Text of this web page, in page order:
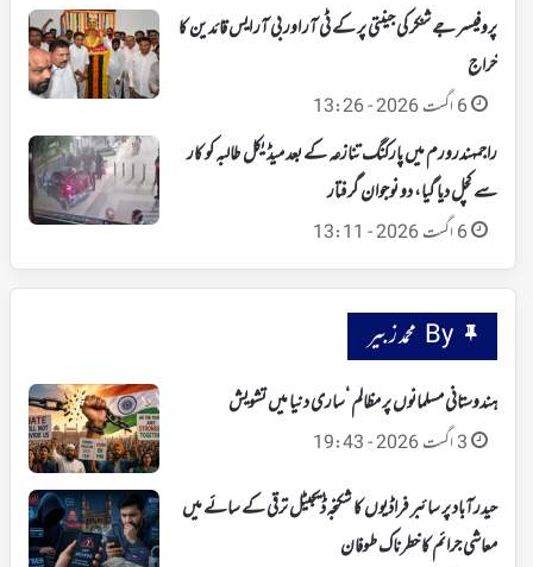
پروفیسر جے شنکر کی جینتی پر کے ٹی آر اور بی آر ایس قائدین کا
خراج
6 اگست 2026 - 13:26
راجمہندرورم میں پارکنگ تنازعہ کے بعد میڈیکل طالبہ کو کار
سے کچل دیا گیا، دو نوجوان گرفتار
6 اگست 2026 - 13:11
By محمد زبیر
ہندوستانی مسلمانوں پر مظالم ‘ساری دنیا میں تشویش
3 اگست 2026 - 19:43
حیدرآباد پر سائبر فراڈیوں کا شکنجہ‘ ڈیجیٹل ترقی کے سائے میں
معاشی جرائم کا خطرناک طوفان